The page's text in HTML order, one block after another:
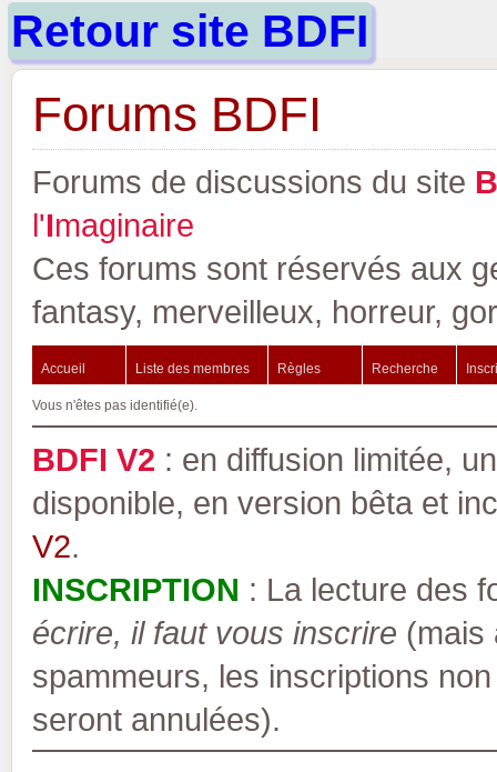
Retour site BDFI
Forums BDFI
Forums de discussions du site B
l'Imaginaire
Ces forums sont réservés aux
fantasy, merveilleux, horreur,
Accueil Liste des membres Règles Recherche
Vous n'êtes pas identifié(e).
BDFI V2 : en diffusion limitée,
disponible, en version bêta et
V2.
INSCRIPTION : La lecture des
écrire, il faut vous inscrire (mais
spammeurs, les inscriptions
seront annulées).